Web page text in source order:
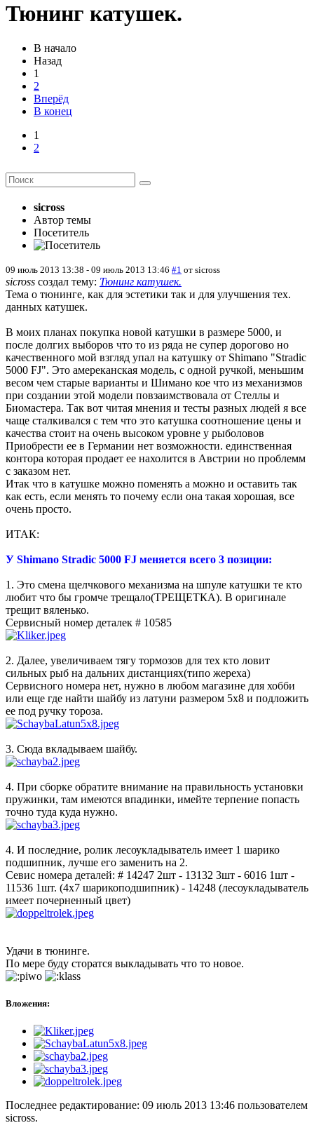
Тюнинг катушек.
В начало
Назад
1
2
Вперёд
В конец
1
2
sicross
Автор темы
Посетитель
09 июль 2013 13:38 - 09 июль 2013 13:46 #1 от sicross
sicross создал тему: Тюнинг катушек.
Тема о тюнинге, как для эстетики так и для улучшения тех.
данных катушек.
В моих планах покупка новой катушки в размере 5000, и
после долгих выборов что то из ряда не супер дорогово но
качественного мой взгляд упал на катушку от Shimano "Stradic
5000 FJ". Это амереканская модель, с одной ручкой, меньшим
весом чем старые варианты и Шимано кое что из механизмов
при создании этой модели повзаимствовала от Стеллы и
Биомастера. Так вот читая мнения и тесты разных людей я все
чаще сталкивался с тем что это катушка соотношение цены и
качества стоит на очень высоком уровне у рыболовов
Приобрести ее в Германии нет возможности. единственная
контора которая продает ее нахолится в Австрии но проблемм
с заказом нет.
Итак что в катушке можно поменять а можно и оставить так
как есть, если менять то почему если она такая хорошая, все
очень просто.
ИТАК:
У Shimano Stradic 5000 FJ меняется всего 3 позиции:
1. Это смена щелчкового механизма на шпуле катушки те кто
любит что бы громче трещало(ТРЕЩЕТКА). В оригинале
трещит вяленько.
Сервисный номер деталек # 10585
2. Далее, увеличиваем тягу тормозов для тех кто ловит
сильных рыб на дальних дистанциях(типо жереха)
Сервисного номера нет, нужно в любом магазине для хобби
или еще где найти шайбу из латуни размером 5х8 и подложить
ее под ручку тороза.
3. Сюда вкладываем шайбу.
4. При сборке обратите внимание на правильность установки
пружинки, там имеются впадинки, имейте терпение попасть
точно туда куда нужно.
4. И последние, ролик лесоукладыватель имеет 1 шарико
подшипник, лучше его заменить на 2.
Севис номера деталей: # 14247 2шт - 13132 3шт - 6016 1шт -
11536 1шт. (4x7 шарикоподшипник) - 14248 (лесоукладыватель
имеет почерненный цвет)
Удачи в тюнинге.
По мере буду сторатся выкладывать что то новое.
Вложения:
Последнее редактирование: 09 июль 2013 13:46 пользователем
sicross.